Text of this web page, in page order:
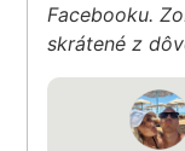
Facebooku.
skrátené z